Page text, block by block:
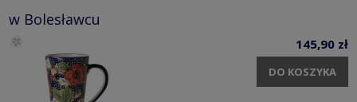
w Bolesławcu
145,90 zł
DO KOSZYKA